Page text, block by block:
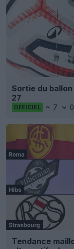
Sortie du
27
OFFICIEL 7 0
Tendance